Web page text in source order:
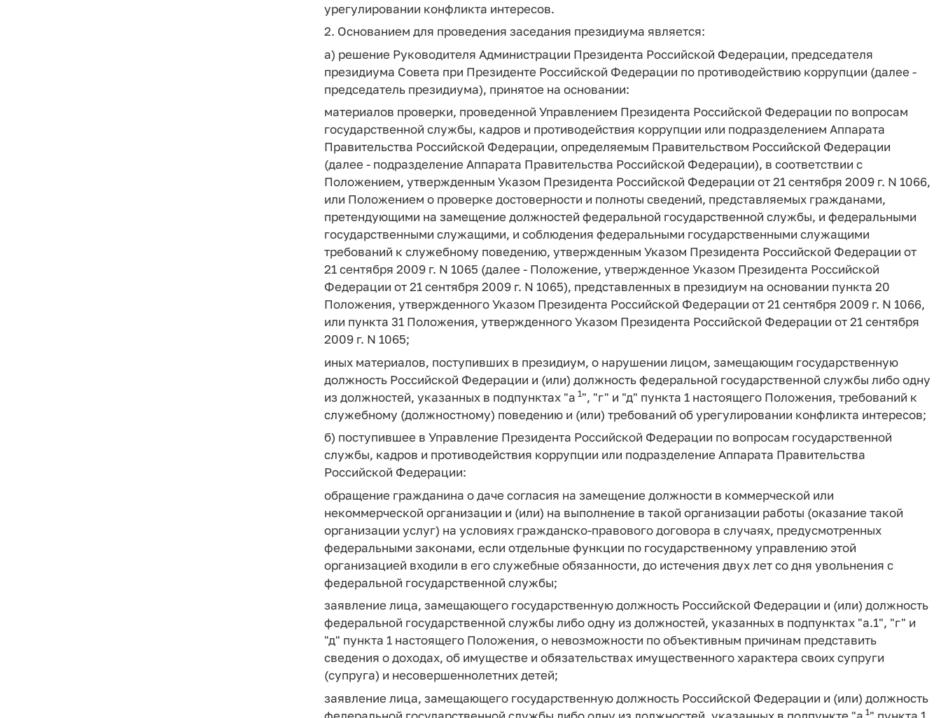
урегулировании конфликта интересов.
2. Основанием для проведения заседания президиума является:
а) решение Руководителя Администрации Президента Российской Федерации, председателя
президиума Совета при Президенте Российской Федерации по противодействию коррупции (далее -
председатель президиума), принятое на основании:
материалов проверки, проведенной Управлением Президента Российской Федерации по вопросам
государственной службы, кадров и противодействия коррупции или подразделением Аппарата
Правительства Российской Федерации, определяемым Правительством Российской Федерации
(далее - подразделение Аппарата Правительства Российской Федерации), в соответствии с
Положением, утвержденным Указом Президента Российской Федерации от 21 сентября 2009 г. N 1066,
или Положением о проверке достоверности и полноты сведений, представляемых гражданами,
претендующими на замещение должностей федеральной государственной службы, и федеральными
государственными служащими, и соблюдения федеральными государственными служащими
требований к служебному поведению, утвержденным Указом Президента Российской Федерации от
21 сентября 2009 г. N 1065 (далее - Положение, утвержденное Указом Президента Российской
Федерации от 21 сентября 2009 г. N 1065), представленных в президиум на основании пункта 20
Положения, утвержденного Указом Президента Российской Федерации от 21 сентября 2009 г. N 1066,
или пункта 31 Положения, утвержденного Указом Президента Российской Федерации от 21 сентября
2009 г. N 1065;
иных материалов, поступивших в президиум, о нарушении лицом, замещающим государственную
должность Российской Федерации и (или) должность федеральной государственной службы либо одну
из должностей, указанных в подпунктах "а 1", "г" и "д" пункта 1 настоящего Положения, требований к
служебному (должностному) поведению и (или) требований об урегулировании конфликта интересов;
б) поступившее в Управление Президента Российской Федерации по вопросам государственной
службы, кадров и противодействия коррупции или подразделение Аппарата Правительства
Российской Федерации:
обращение гражданина о даче согласия на замещение должности в коммерческой или
некоммерческой организации и (или) на выполнение в такой организации работы (оказание такой
организации услуг) на условиях гражданско-правового договора в случаях, предусмотренных
федеральными законами, если отдельные функции по государственному управлению этой
организацией входили в его служебные обязанности, до истечения двух лет со дня увольнения с
федеральной государственной службы;
заявление лица, замещающего государственную должность Российской Федерации и (или) должность
федеральной государственной службы либо одну из должностей, указанных в подпунктах "а.1", "г" и
"д" пункта 1 настоящего Положения, о невозможности по объективным причинам представить
сведения о доходах, об имуществе и обязательствах имущественного характера своих супруги
(супруга) и несовершеннолетних детей;
заявление лица, замещающего государственную должность Российской Федерации и (или) должность
1